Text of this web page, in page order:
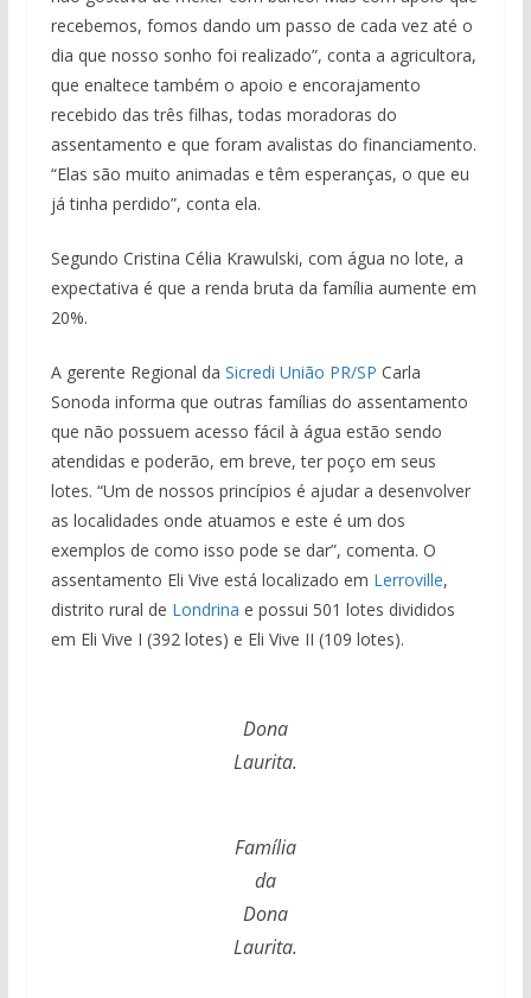
recebemos, fomos dando um passo de cada vez até o
dia que nosso sonho foi realizado”, conta a agricultora,
que enaltece também o apoio e encorajamento
recebido das três filhas, todas moradoras do
assentamento e que foram avalistas do financiamento.
“Elas são muito animadas e têm esperanças, o que eu
já tinha perdido”, conta ela.
Segundo Cristina Célia Krawulski, com água no lote, a
expectativa é que a renda bruta da família aumente em
20%.
A gerente Regional da Sicredi União PR/SP Carla
Sonoda informa que outras famílias do assentamento
que não possuem acesso fácil à água estão sendo
atendidas e poderão, em breve, ter poço em seus
lotes. “Um de nossos princípios é ajudar a desenvolver
as localidades onde atuamos e este é um dos
exemplos de como isso pode se dar”, comenta. O
assentamento Eli Vive está localizado em Lerroville,
distrito rural de Londrina e possui 501 lotes divididos
em Eli Vive I (392 lotes) e Eli Vive II (109 lotes).
Dona
Laurita.
Família
da
Dona
Laurita.